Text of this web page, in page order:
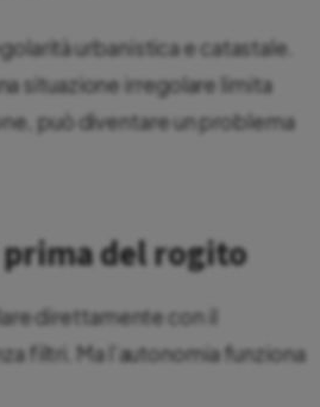
urbanistica e catastale.
situazione irregolare limita
può diventare un problema
del rogito
direttamente con il
filtri. Ma l’autonomia funziona